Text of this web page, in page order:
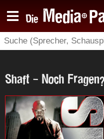
Shaft - Noch